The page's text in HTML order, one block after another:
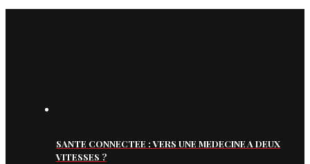
SANTE CONNECTEE : VERS UNE MEDECINE A DEUX
VITESSES ?